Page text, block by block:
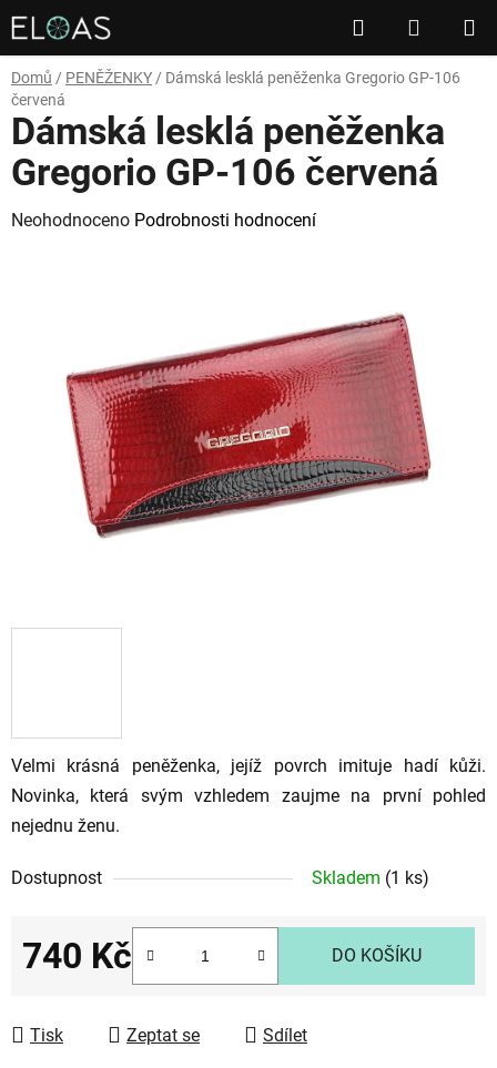
Přejít
na
obsah
Hledat
KOŠÍK
Domů / PENĚŽENKY / Dámská lesklá peněženka Gregorio GP-106
červená
Velmi krásná peněženka, jejíž povrch imituje hadí kůži.
Novinka, která svým vzhledem zaujme na první pohled
nejednu ženu.
Dostupnost Skladem (1 ks)
740 Kč DO KOŠÍKU
Tisk Zeptat se Sdílet
Dámská lesklá peněženka
Gregorio GP-106 červená
Průměrné
hvězdiček.
Neohodnoceno Podrobnosti hodnocení